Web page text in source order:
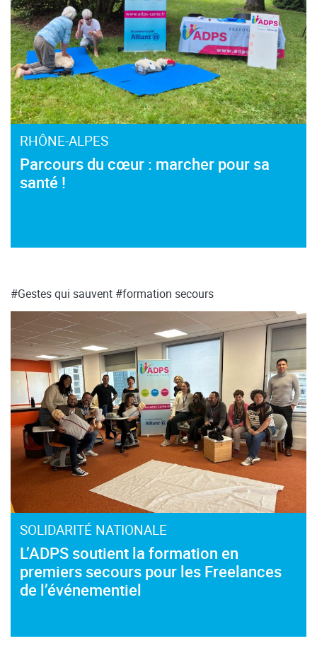
RHÔNE-ALPES
Parcours du cœur : marcher pour sa
santé !
#Gestes qui sauvent #formation secours
SOLIDARITÉ NATIONALE
L’ADPS soutient la formation en
premiers secours pour les Freelances
de l’événementiel